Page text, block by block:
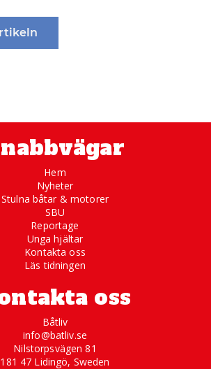
Hem
Nyheter
Stulna båtar & motorer
SBU
Reportage
Unga hjältar
Kontakta oss
Läs tidningen
oss
Båtliv
info@batliv.se
Nilstorpsvägen 81
181 47 Lidingö, Sweden